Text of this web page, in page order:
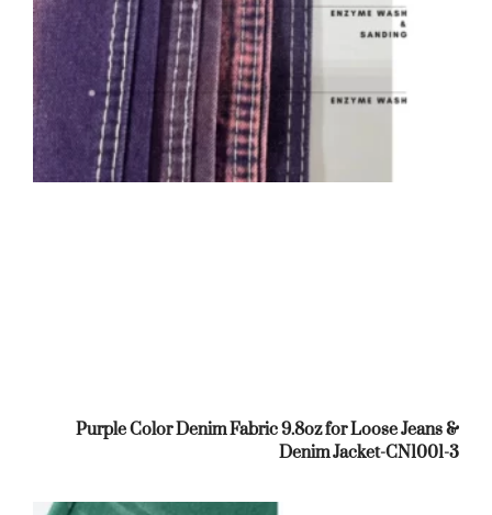
Purple Color Denim Fabric 9.8oz for Loose Jeans &
Denim Jacket-CN1001-3